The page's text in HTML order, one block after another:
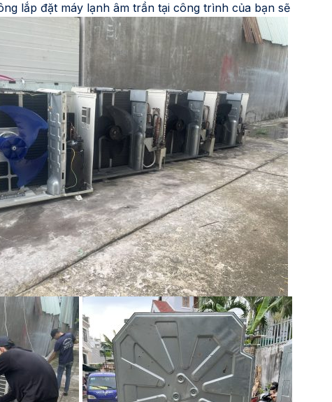
lắp đặt máy lạnh âm trần tại công trình của bạn sẽ